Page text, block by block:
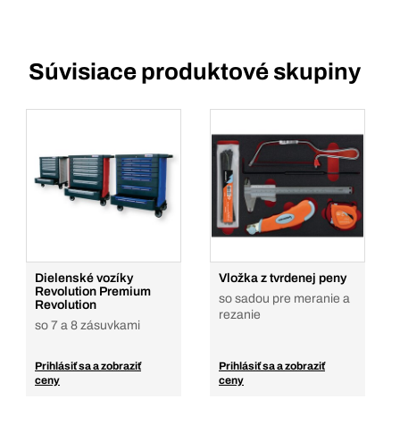
Súvisiace produktové skupiny
Dielenské vozíky
Revolution Premium
Revolution
so 7 a 8 zásuvkami
Prihlásiť sa a zobraziť
ceny
Vložka z tvrdenej peny
so sadou pre meranie a
rezanie
Prihlásiť sa a zobraziť
ceny